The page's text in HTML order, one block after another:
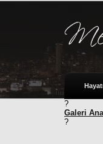
?
Galeri
?